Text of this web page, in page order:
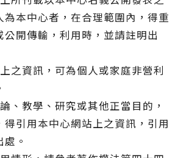
為本中心者，在合理範圍內，得重
公開傳輸，利用時，並請註明出
之資訊，可為個人或家庭非營利
、教學、研究或其他正當目的，
得引用本中心網站上之資訊，引用
。